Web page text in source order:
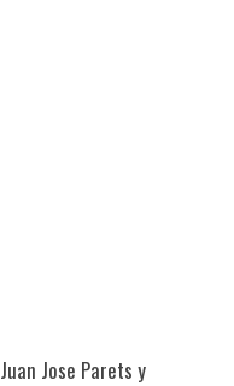
Jose Parets y